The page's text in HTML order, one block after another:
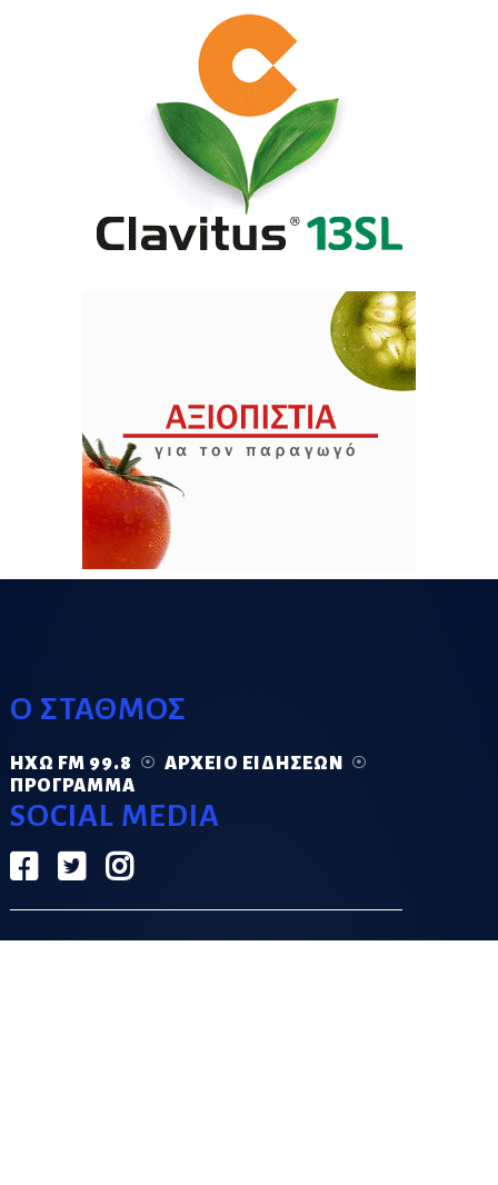
Ο ΣΤΑΘΜΟΣ
ΗΧΏ FM 99.8
ΑΡΧΕΊΟ ΕΙΔΉΣΕΩΝ
ΠΡΌΓΡΑΜΜΑ
SOCIAL MEDIA